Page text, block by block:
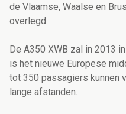
de Vlaamse, Waalse en
overlegd.
De A350 XWB zal in 2013
is het nieuwe Europese
tot 350 passagiers kunnen
lange afstanden.